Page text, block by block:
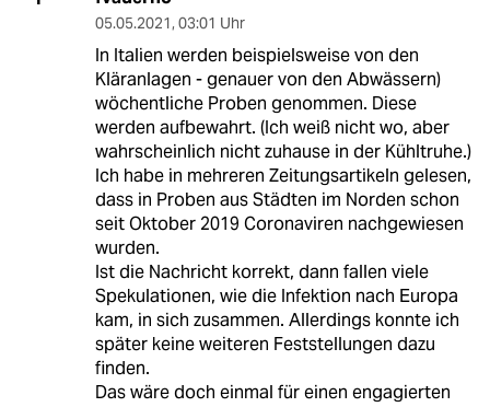
05.05.2021, 03:01 Uhr
In Italien werden beispielsweise von den
Kläranlagen - genauer von den Abwässern)
wöchentliche Proben genommen. Diese
werden aufbewahrt. (Ich weiß nicht wo, aber
wahrscheinlich nicht zuhause in der Kühltruhe.)
Ich habe in mehreren Zeitungsartikeln gelesen,
dass in Proben aus Städten im Norden schon
seit Oktober 2019 Coronaviren nachgewiesen
wurden.
Ist die Nachricht korrekt, dann fallen viele
Spekulationen, wie die Infektion nach Europa
kam, in sich zusammen. Allerdings konnte ich
später keine weiteren Feststellungen dazu
finden.
Das wäre doch einmal für einen engagierten